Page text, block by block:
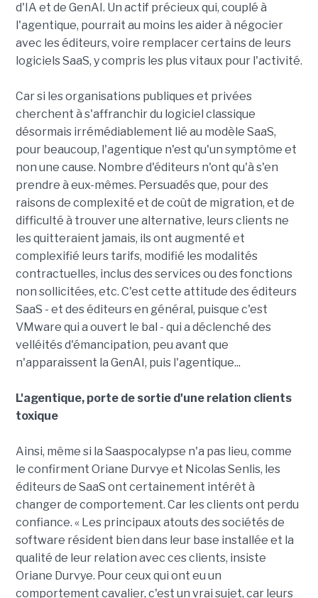
d'IA et de GenAI. Un actif précieux qui, couplé à
l'agentique, pourrait au moins les aider à négocier
avec les éditeurs, voire remplacer certains de leurs
logiciels SaaS, y compris les plus vitaux pour l'activité.
Car si les organisations publiques et privées
cherchent à s'affranchir du logiciel classique
désormais irrémédiablement lié au modèle SaaS,
pour beaucoup, l'agentique n'est qu'un symptôme et
non une cause. Nombre d'éditeurs n'ont qu'à s'en
prendre à eux-mêmes. Persuadés que, pour des
raisons de complexité et de coût de migration, et de
difficulté à trouver une alternative, leurs clients ne
les quitteraient jamais, ils ont augmenté et
complexifié leurs tarifs, modifié les modalités
contractuelles, inclus des services ou des fonctions
non sollicitées, etc. C'est cette attitude des éditeurs
SaaS - et des éditeurs en général, puisque c'est
VMware qui a ouvert le bal - qui a déclenché des
velléités d'émancipation, peu avant que
n'apparaissent la GenAI, puis l'agentique...
L'agentique, porte de sortie d'une relation clients
toxique
Ainsi, même si la Saaspocalypse n'a pas lieu, comme
le confirment Oriane Durvye et Nicolas Senlis, les
éditeurs de SaaS ont certainement intérêt à
changer de comportement. Car les clients ont perdu
confiance. « Les principaux atouts des sociétés de
software résident bien dans leur base installée et la
qualité de leur relation avec ces clients, insiste
Oriane Durvye. Pour ceux qui ont eu un
comportement cavalier, c'est un vrai sujet, car leurs